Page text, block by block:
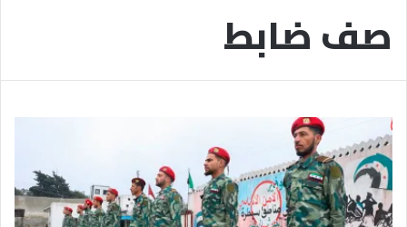
صف ضابط